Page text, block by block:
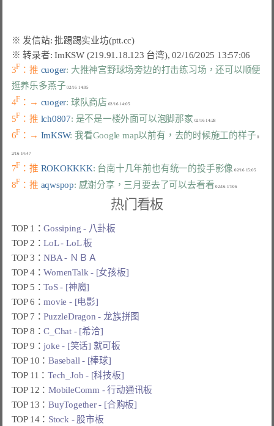
3F ：推 cuoger: 大推神宫野球场旁边的打击练习场，还可以顺便
逛养乐多燕子
02/16 14:05
4F ：→ cuoger: 球队商店 02/16 14:05
5F ：推 lch0807: 是不是一楼外面可以泡脚那家
6F ：→ ImKSW: 我看Google map以前有，去的时候施工的样子 0
2/16 14:47
7F ：推 ROKOKKKK: 台南十几年前也有统一的投手影像 02/16 15:05
8F ：推 aqwspop: 感谢分享，三月要去了可以去看看 02/16 17:06
热门看板
TOP 1：Gossiping - 八卦板
TOP 2：LoL - LoL 板
TOP 3：NBA - ＮＢＡ
TOP 4：WomenTalk - [女孩板]
TOP 5：ToS - [神魔]
TOP 6：movie - [电影]
TOP 7：PuzzleDragon - 龙族拼图
TOP 8：C_Chat - [希洽]
TOP 9：joke - [笑话] 就可板
TOP 10：Baseball - [棒球]
TOP 11：Tech_Job - [科技板]
TOP 12：MobileComm - 行动通讯板
TOP 13：BuyTogether - [合购板]
TOP 14： Stock - 股市板